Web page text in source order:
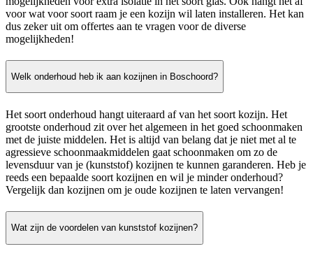
voor wat voor soort raam je een kozijn wil laten installeren. Het kan
dus zeker uit om offertes aan te vragen voor de diverse
mogelijkheden!
Welk onderhoud heb ik aan kozijnen in Boschoord?
Het soort onderhoud hangt uiteraard af van het soort kozijn. Het
grootste onderhoud zit over het algemeen in het goed schoonmaken
met de juiste middelen. Het is altijd van belang dat je niet met al te
agressieve schoonmaakmiddelen gaat schoonmaken om zo de
levensduur van je (kunststof) kozijnen te kunnen garanderen. Heb je
reeds een bepaalde soort kozijnen en wil je minder onderhoud?
Vergelijk dan kozijnen om je oude kozijnen te laten vervangen!
Wat zijn de voordelen van kunststof kozijnen?